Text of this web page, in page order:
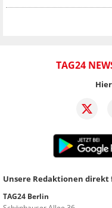
TAG24
Unsere Redaktionen direkt
TAG24 Berlin